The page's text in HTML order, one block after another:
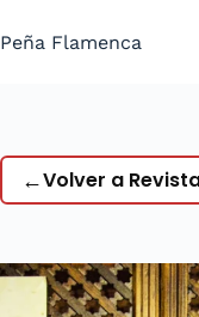
al
Peña Flamenca
←Volver a